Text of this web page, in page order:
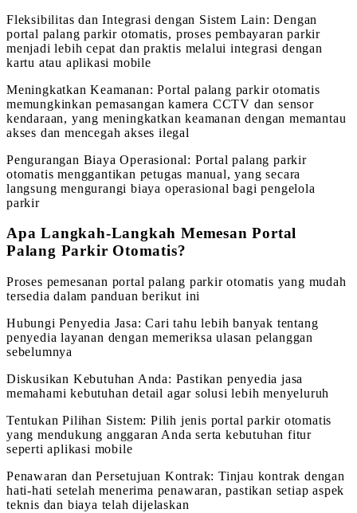
Fleksibilitas dan Integrasi dengan Sistem Lain: Dengan
portal palang parkir otomatis, proses pembayaran parkir
menjadi lebih cepat dan praktis melalui integrasi dengan
kartu atau aplikasi mobile
Meningkatkan Keamanan: Portal palang parkir otomatis
memungkinkan pemasangan kamera CCTV dan sensor
kendaraan, yang meningkatkan keamanan dengan memantau
akses dan mencegah akses ilegal
Pengurangan Biaya Operasional: Portal palang parkir
otomatis menggantikan petugas manual, yang secara
langsung mengurangi biaya operasional bagi pengelola
parkir
Apa Langkah-Langkah Memesan Portal
Palang Parkir Otomatis?
Proses pemesanan portal palang parkir otomatis yang mudah
tersedia dalam panduan berikut ini
Hubungi Penyedia Jasa: Cari tahu lebih banyak tentang
penyedia layanan dengan memeriksa ulasan pelanggan
sebelumnya
Diskusikan Kebutuhan Anda: Pastikan penyedia jasa
memahami kebutuhan detail agar solusi lebih menyeluruh
Tentukan Pilihan Sistem: Pilih jenis portal parkir otomatis
yang mendukung anggaran Anda serta kebutuhan fitur
seperti aplikasi mobile
Penawaran dan Persetujuan Kontrak: Tinjau kontrak dengan
hati-hati setelah menerima penawaran, pastikan setiap aspek
teknis dan biaya telah dijelaskan